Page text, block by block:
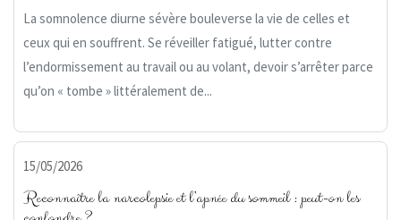
La somnolence diurne sévère bouleverse la vie de celles et
ceux qui en souffrent. Se réveiller fatigué, lutter contre
l’endormissement au travail ou au volant, devoir s’arrêter parce
qu’on « tombe » littéralement de...
15/05/2026
Reconnaître la narcolepsie et l’apnée du sommeil : peut-on les